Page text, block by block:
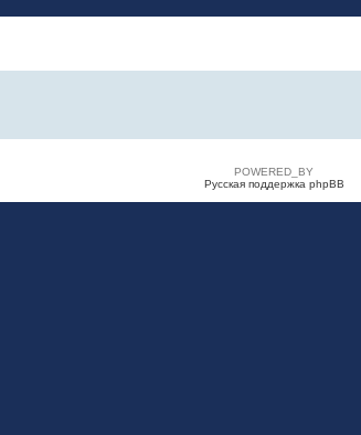
POWERED_BY
Русская поддержка phpBB